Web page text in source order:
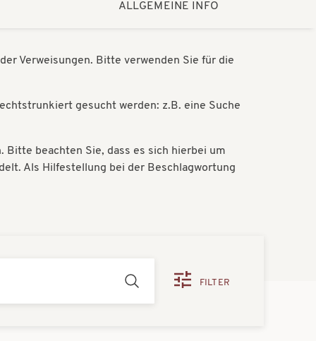
ALLGEMEINE INFO
Verweisungen. Bitte verwenden Sie für die
gesucht werden: z.B. eine Suche
beachten Sie, dass es sich hierbei um
Als Hilfestellung bei der Beschlagwortung
FILTER